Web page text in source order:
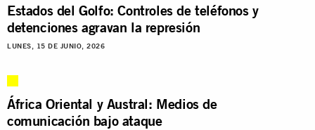
Estados del Golfo: Controles de teléfonos y
detenciones agravan la represión
LUNES, 15 DE JUNIO, 2026
África Oriental y Austral: Medios de
comunicación bajo ataque